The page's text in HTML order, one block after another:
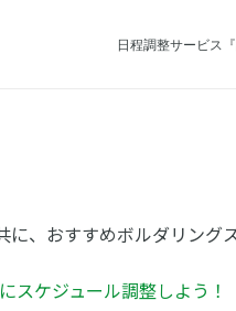
日程調整サービス『
、おすすめボルダリング
スケジュール調整しよう！